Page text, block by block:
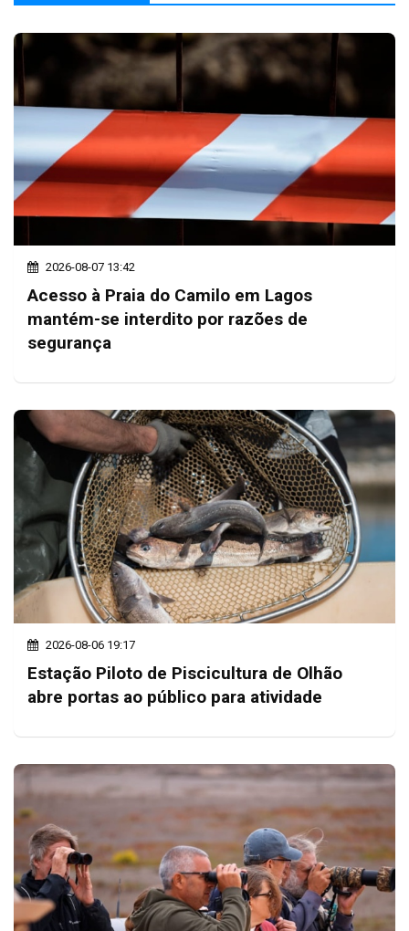
2026-08-07 13:42
Acesso à Praia do Camilo em Lagos
mantém-se interdito por razões de
segurança
2026-08-06 19:17
Estação Piloto de Piscicultura de Olhão
abre portas ao público para atividade